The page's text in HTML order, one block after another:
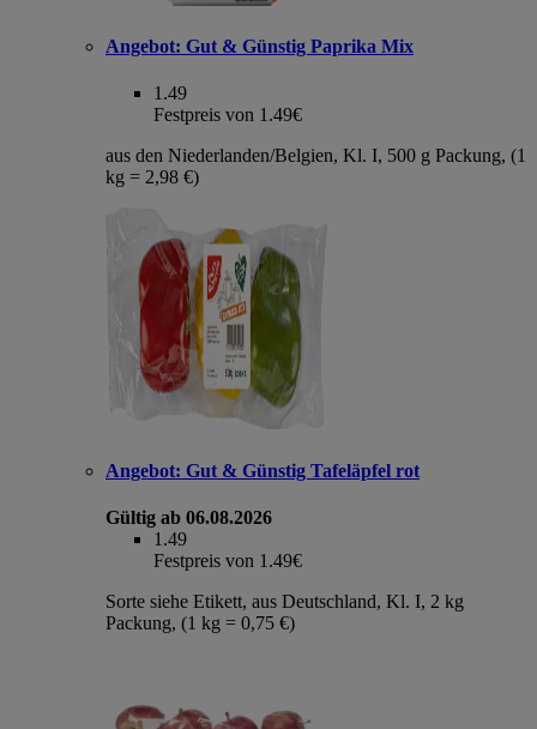
Angebot: Gut & Günstig Paprika Mix
1.49
Festpreis von 1.49€
aus den Niederlanden/Belgien, Kl. I, 500 g Packung, (1
kg = 2,98 €)
Angebot: Gut & Günstig Tafeläpfel rot
Gültig ab 06.08.2026
1.49
Festpreis von 1.49€
Sorte siehe Etikett, aus Deutschland, Kl. I, 2 kg
Packung, (1 kg = 0,75 €)